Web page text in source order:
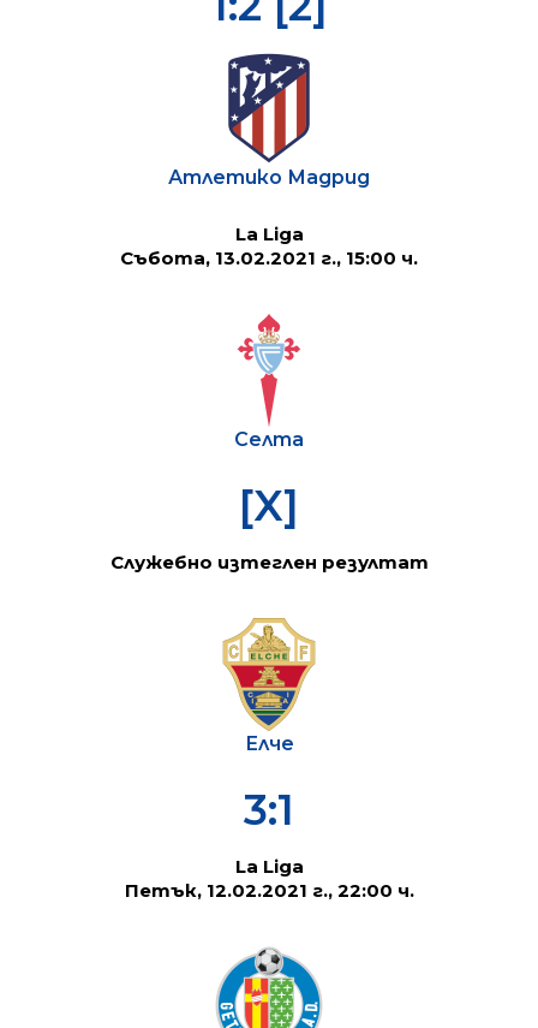
Атлетико Мадрид
La Liga
Събота, 13.02.2021 г., 15:00 ч.
Селта
[X]
Служебно изтеглен резултат
Елче
3:1
La Liga
Петък, 12.02.2021 г., 22:00 ч.